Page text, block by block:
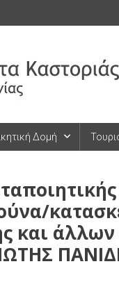
Δομή
και